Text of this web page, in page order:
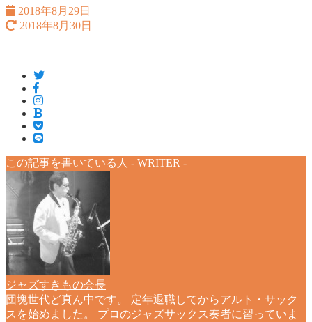
2018年8月29日
2018年8月30日
この記事を書いている人 - WRITER -
ジャズすきもの会長
団塊世代ど真ん中です。 定年退職してからアルト・サック
スを始めました。 プロのジャズサックス奏者に習っていま